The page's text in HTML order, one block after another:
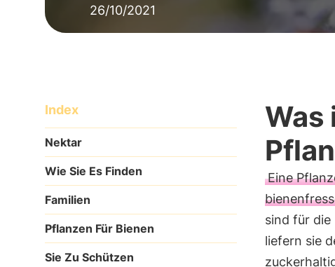
26/10/2021
Index
Nektar
Wie Sie Es Finden
Familien
Pflanzen Für Bienen
Sie Zu Schützen
Was
Eine
sind für die
liefern sie